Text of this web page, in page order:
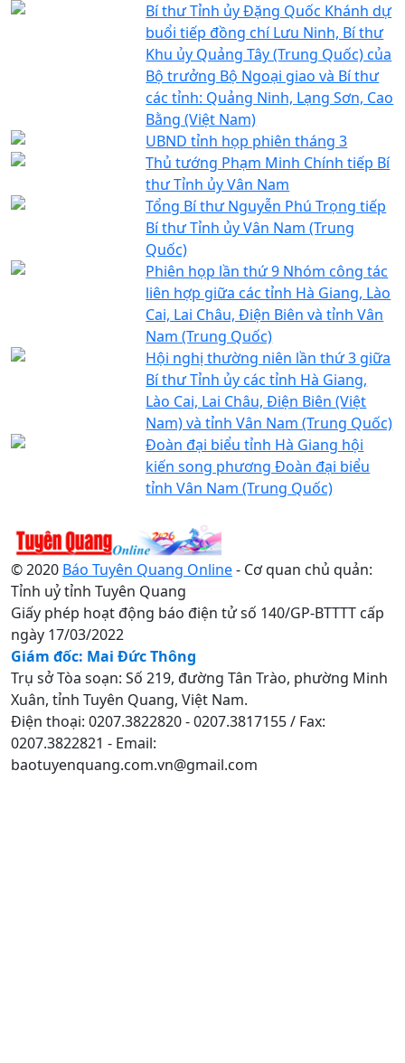
Bí thư Tỉnh ủy Đặng Quốc Khánh dự
buổi tiếp đồng chí Lưu Ninh, Bí thư
Khu ủy Quảng Tây (Trung Quốc) của
Bộ trưởng Bộ Ngoại giao và Bí thư
các tỉnh: Quảng Ninh, Lạng Sơn, Cao
Bằng (Việt Nam)
UBND tỉnh họp phiên tháng 3
Thủ tướng Phạm Minh Chính tiếp Bí
thư Tỉnh ủy Vân Nam
Tổng Bí thư Nguyễn Phú Trọng tiếp
Bí thư Tỉnh ủy Vân Nam (Trung
Quốc)
Phiên họp lần thứ 9 Nhóm công tác
liên hợp giữa các tỉnh Hà Giang, Lào
Cai, Lai Châu, Điện Biên và tỉnh Vân
Nam (Trung Quốc)
Hội nghị thường niên lần thứ 3 giữa
Bí thư Tỉnh ủy các tỉnh Hà Giang,
Lào Cai, Lai Châu, Điện Biên (Việt
Nam) và tỉnh Vân Nam (Trung Quốc)
Đoàn đại biểu tỉnh Hà Giang hội
kiến song phương Đoàn đại biểu
tỉnh Vân Nam (Trung Quốc)
© 2020 Báo Tuyên Quang Online- Cơ quan chủ quản:
Tỉnh uỷ tỉnh Tuyên Quang
Giấy phép hoạt động báo điện tử số 140/GP-BTTTT cấp
ngày 17/03/2022
Giám đốc: Mai Đức Thông
Trụ sở Tòa soạn: Số 219, đường Tân Trào, phường Minh
Xuân, tỉnh Tuyên Quang, Việt Nam.
Điện thoại: 0207.3822820 - 0207.3817155 / Fax:
0207.3822821 - Email:
baotuyenquang.com.vn@gmail.com